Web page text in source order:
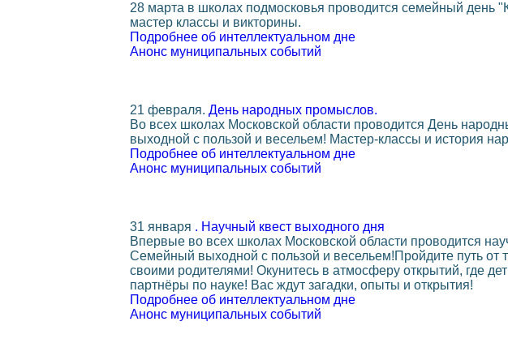
28 марта в школах подмосковья проводится семейный день
мастер классы и викторины.
Подробнее об интеллектуальном дне
Анонс муниципальных событий
21 февраля. День народных промыслов.
Во всех школах Московской области проводится День
выходной с пользой и весельем! Мастер-классы и история
Подробнее об интеллектуальном дне
Анонс муниципальных событий
31 января . Научный квест выходного дня
Впервые во всех школах Московской области проводится
Семейный выходной с пользой и весельем!Пройдите путь от
своими родителями! Окунитесь в атмосферу открытий, где
партнёры по науке! Вас ждут загадки, опыты и открытия!
Подробнее об интеллектуальном дне
Анонс муниципальных событий